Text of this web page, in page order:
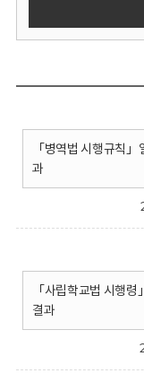
「병역법 시행규칙
과
「사립학교법 시행
결과